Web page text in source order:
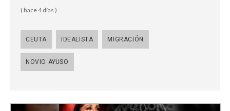
( hace 4 días )
CEUTA IDEALISTA MIGRACIÓN
NOVIO AYUSO